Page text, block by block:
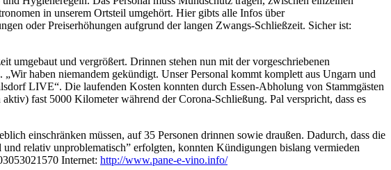
in unserem Ortsteil umgehört. Hier gibts alle Infos über
oder Preiserhöhungen aufgrund der langen Zwangs-Schließzeit. Sicher ist:
umgebaut und vergrößert. Drinnen stehen nun mit der vorgeschriebenen
haben niemandem gekündigt. Unser Personal kommt komplett aus Ungarn und
LIVE“. Die laufenden Kosten konnten durch Essen-Abholung von Stammgästen
fast 5000 Kilometer während der Corona-Schließung. Pal verspricht, dass es
einschränken müssen, auf 35 Personen drinnen sowie draußen. Dadurch, dass die
relativ unproblematisch” erfolgten, konnten Kündigungen bislang vermieden
Internet: http://www.pane-e-vino.info/